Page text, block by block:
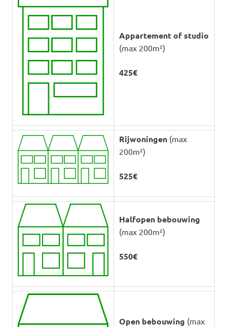
Appartement of studio
(max 200m²)
425€
Rijwoningen(max
200m²)
525€
Halfopen bebouwing
(max 200m²)
550€
Open bebouwing (max